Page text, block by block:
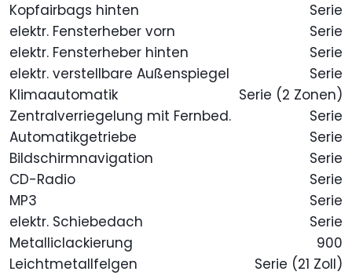
Kopfairbags hinten
Serie
elektr. Fensterheber vorn
Serie
elektr. Fensterheber hinten
Serie
elektr. verstellbare Außenspiegel
Serie
Klimaautomatik
Serie (2 Zonen)
Zentralverriegelung mit Fernbed.
Serie
Automatikgetriebe
Serie
Bildschirmnavigation
Serie
CD-Radio
Serie
MP3
Serie
elektr. Schiebedach
Serie
Metalliclackierung
900
Leichtmetallfelgen
Serie (21 Zoll)